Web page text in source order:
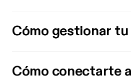
Cómo gestionar
Cómo conectarte